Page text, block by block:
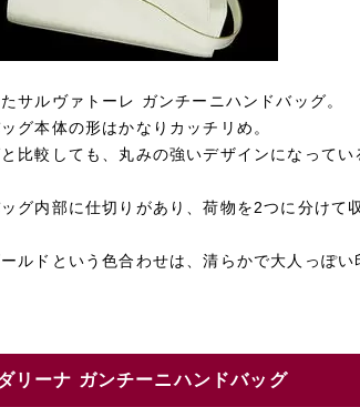
サルヴァトーレ ガンチーニハンドバッグ。
グ本体の形はかなりカッチリめ。
比較しても、丸みの強いデザインになってい
グ内部に仕切りがあり、荷物を2つに分けて
ルドという色合わせは、清らかで大人っぽい
リーナ ガンチーニハンドバッグ